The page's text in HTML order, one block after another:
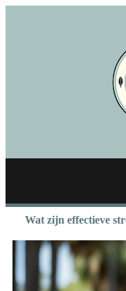
Wat zijn effectieve